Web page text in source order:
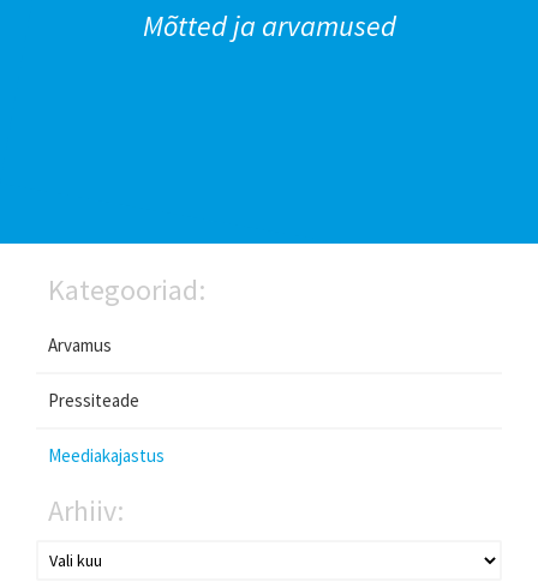
Mõtted ja arvamused
Kategooriad:
Arvamus
Pressiteade
Meediakajastus
Arhiiv: